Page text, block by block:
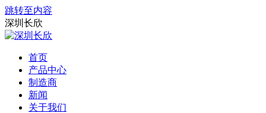
跳转至内容
深圳长欣
首页
产品中心
制造商
新闻
关于我们